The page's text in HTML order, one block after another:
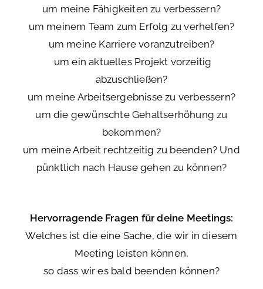
um meine Fähigkeiten zu verbessern?
um meinem Team zum Erfolg zu verhelfen?
um meine Karriere voranzutreiben?
um ein aktuelles Projekt vorzeitig
abzuschließen?
um meine Arbeitsergebnisse zu verbessern?
um die gewünschte Gehaltserhöhung zu
bekommen?
um meine Arbeit rechtzeitig zu beenden? Und
pünktlich nach Hause gehen zu können?
Hervorragende Fragen für deine Meetings:
Welches ist die eine Sache, die wir in diesem
Meeting leisten können,
so dass wir es bald beenden können?